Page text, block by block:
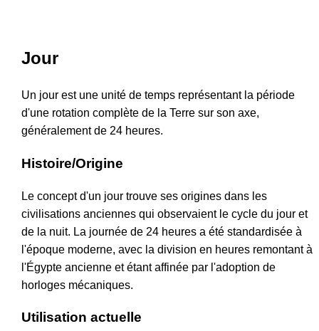
Jour
Un jour est une unité de temps représentant la période
d'une rotation complète de la Terre sur son axe,
généralement de 24 heures.
Histoire/Origine
Le concept d'un jour trouve ses origines dans les
civilisations anciennes qui observaient le cycle du jour et
de la nuit. La journée de 24 heures a été standardisée à
l'époque moderne, avec la division en heures remontant à
l'Égypte ancienne et étant affinée par l'adoption de
horloges mécaniques.
Utilisation actuelle